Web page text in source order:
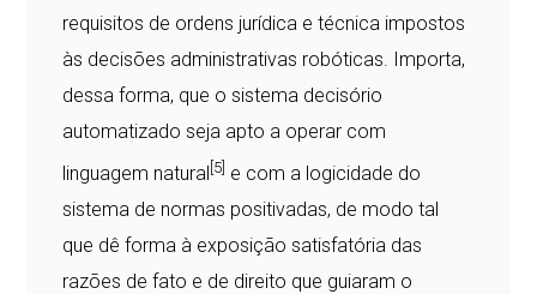
requisitos de ordens jurídica e técnica impostos
às decisões administrativas robóticas. Importa,
dessa forma, que o sistema decisório
automatizado seja apto a operar com
linguagem natural [5] e com a logicidade do
sistema de normas positivadas, de modo tal
que dê forma à exposição satisfatória das
razões de fato e de direito que guiaram o